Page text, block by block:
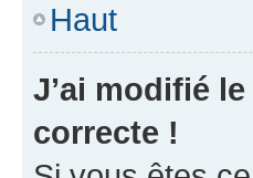
Haut
J’ai modifié
correcte !